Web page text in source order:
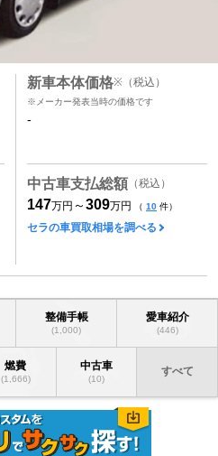
新車本体価格※ （税込）
※メーカー発表当時の価格です
-
中古車支払総額 （税込）
147万円 ～309万円 （ 10 件）
セラの車買取相場を調べる
整備手帳
(1,000)
愛車紹介
(446)
燃費
(1,666)
中古車
(10)
すべて